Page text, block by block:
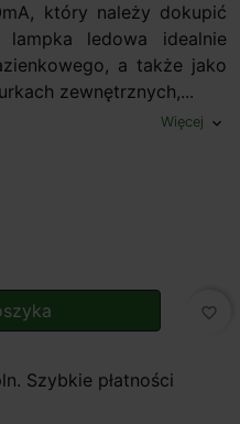
który należy dokupić
lampka ledowa idealnie
a także jako
zewnętrznych,...
Więcej expand_more
favorite_border
Szybkie płatności